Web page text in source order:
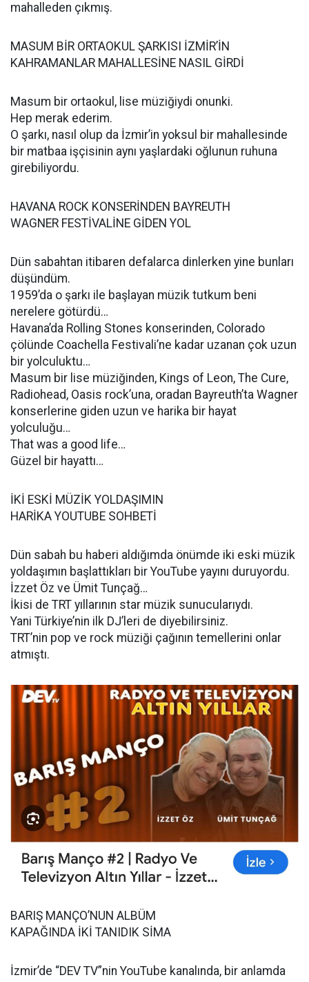
mahalleden çıkmış.
MASUM BİR ORTAOKUL ŞARKISI İZMİR’İN
KAHRAMANLAR MAHALLESİNE NASIL GİRDİ
Masum bir ortaokul, lise müziğiydi onunki.
Hep merak ederim.
O şarkı, nasıl olup da İzmir’in yoksul bir mahallesinde
bir matbaa işçisinin aynı yaşlardaki oğlunun ruhuna
girebiliyordu.
HAVANA ROCK KONSERİNDEN BAYREUTH
WAGNER FESTİVALİNE GİDEN YOL
Dün sabahtan itibaren defalarca dinlerken yine bunları
düşündüm.
1959’da o şarkı ile başlayan müzik tutkum beni
nerelere götürdü…
Havana’da Rolling Stones konserinden, Colorado
çölünde Coachella Festivali’ne kadar uzanan çok uzun
bir yolculuktu…
Masum bir lise müziğinden, Kings of Leon, The Cure,
Radiohead, Oasis rock’una, oradan Bayreuth’ta Wagner
konserlerine giden uzun ve harika bir hayat
yolculuğu…
That was a good life…
Güzel bir hayattı…
İKİ ESKİ MÜZİK YOLDAŞIMIN
HARİKA YOUTUBE SOHBETİ
Dün sabah bu haberi aldığımda önümde iki eski müzik
yoldaşımın başlattıkları bir YouTube yayını duruyordu.
İzzet Öz ve Ümit Tunçağ…
İkisi de TRT yıllarının star müzik sunucularıydı.
Yani Türkiye’nin ilk DJ’leri de diyebilirsiniz.
TRT’nin pop ve rock müziği çağının temellerini onlar
atmıştı.
BARIŞ MANÇO’NUN ALBÜM
KAPAĞINDA İKİ TANIDIK SİMA
İzmir’de “DEV TV”nin YouTube kanalında, bir anlamda